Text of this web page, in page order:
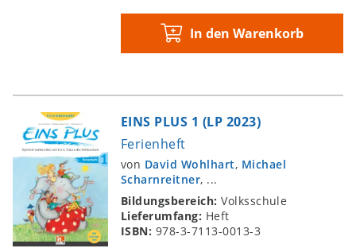
In den Warenkorb
EINS PLUS 1 (LP 2023)
Ferienheft
von David Wohlhart, Michael
Scharnreitner, ...
Bildungsbereich:Volksschule
Lieferumfang: Heft
ISBN: 978-3-7113-0013-3